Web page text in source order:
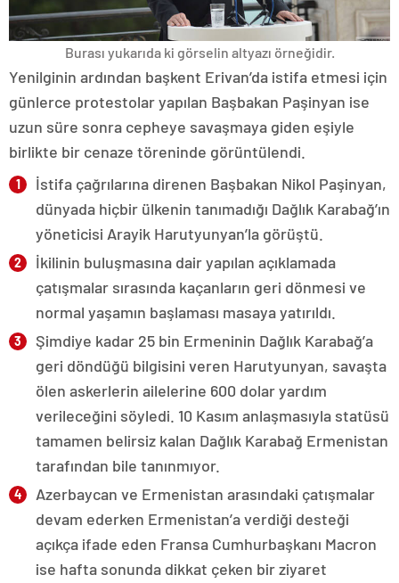
Burası yukarıda ki görselin altyazı örneğidir.
Yenilginin ardından başkent Erivan’da istifa etmesi için
günlerce protestolar yapılan Başbakan Paşinyan ise
uzun süre sonra cepheye savaşmaya giden eşiyle
birlikte bir cenaze töreninde görüntülendi.
İstifa çağrılarına direnen Başbakan Nikol Paşinyan,
dünyada hiçbir ülkenin tanımadığı Dağlık Karabağ’ın
yöneticisi Arayik Harutyunyan’la görüştü.
İkilinin buluşmasına dair yapılan açıklamada
çatışmalar sırasında kaçanların geri dönmesi ve
normal yaşamın başlaması masaya yatırıldı.
Şimdiye kadar 25 bin Ermeninin Dağlık Karabağ’a
geri döndüğü bilgisini veren Harutyunyan, savaşta
ölen askerlerin ailelerine 600 dolar yardım
verileceğini söyledi. 10 Kasım anlaşmasıyla statüsü
tamamen belirsiz kalan Dağlık Karabağ Ermenistan
tarafından bile tanınmıyor.
Azerbaycan ve Ermenistan arasındaki çatışmalar
devam ederken Ermenistan’a verdiği desteği
açıkça ifade eden Fransa Cumhurbaşkanı Macron
ise hafta sonunda dikkat çeken bir ziyaret